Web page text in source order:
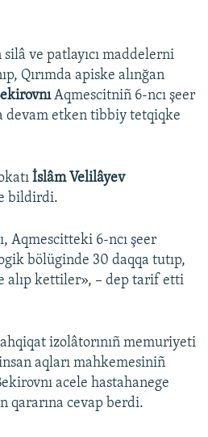
silâ ve patlayıcı maddelerni
Qırımda apiske alınğan
Aqmescitniñ 6-ncı şeer
devam etken tibbiy tetqiqke
İslâm Velilâyev
bildirdi.
Aqmescitteki 6-ncı şeer
bölüginde 30 daqqa tutıp,
alıp kettiler», – dep tarif etti
izolâtorınıñ memuriyeti
aqları mahkemesiniñ
acele hastahanege
qararına cevap berdi.